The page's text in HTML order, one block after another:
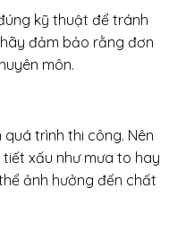
kỹ thuật để tránh
đảm bảo rằng đơn
môn.
trình thi công. Nên
xấu như mưa to hay
ảnh hưởng đến chất